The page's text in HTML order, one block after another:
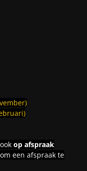
op afspraak
een afspraak te